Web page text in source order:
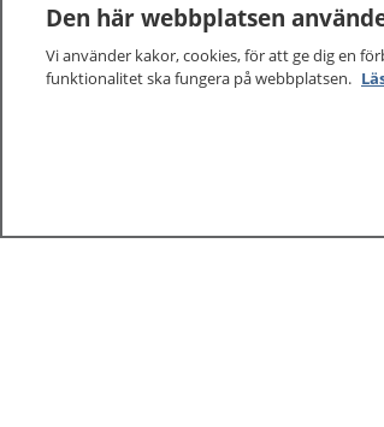
På 1177.se får du råd om hälsa
Den här webbplatsen
Vi använder kakor, cookies, för att ge dig en
funktionalitet ska fungera på webbplatsen.